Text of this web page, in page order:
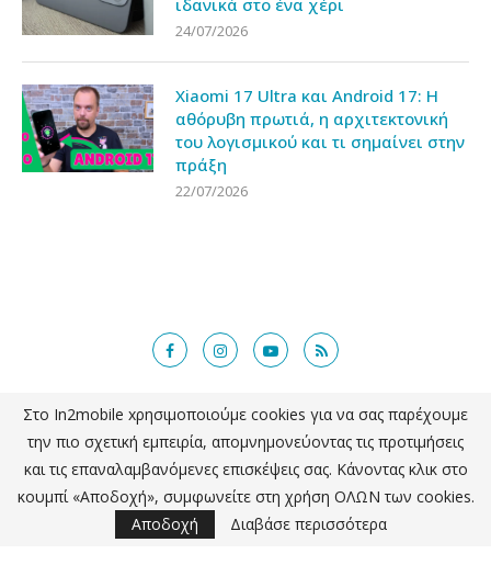
ιδανικά στο ένα χέρι
24/07/2026
Xiaomi 17 Ultra και Android 17: Η
αθόρυβη πρωτιά, η αρχιτεκτονική
του λογισμικού και τι σημαίνει στην
πράξη
22/07/2026
@2018 - in2mobile.gr. All Right Reserved. Designed and developed by
mcde.gr
ΕΠΙΣΤΡΟΦΗ ΣΤΗΝ ΚΟΡΥΦΗ
Στο In2mobile xρησιμοποιούμε cookies για να σας παρέχουμε
την πιο σχετική εμπειρία, απομνημονεύοντας τις προτιμήσεις
και τις επαναλαμβανόμενες επισκέψεις σας. Κάνοντας κλικ στο
κουμπί «Αποδοχή», συμφωνείτε στη χρήση ΟΛΩΝ των cookies.
Αποδοχή
Διαβάσε περισσότερα